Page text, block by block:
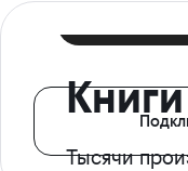
Книги
Тысячи